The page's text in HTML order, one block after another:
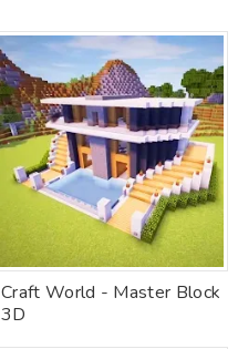
Craft World - Master Block
3D